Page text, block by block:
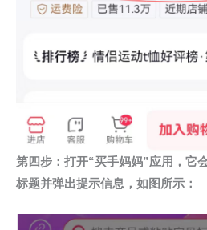
第四步：打开“买手妈妈”应用，它
标题并弹出提示信息，如图所示：